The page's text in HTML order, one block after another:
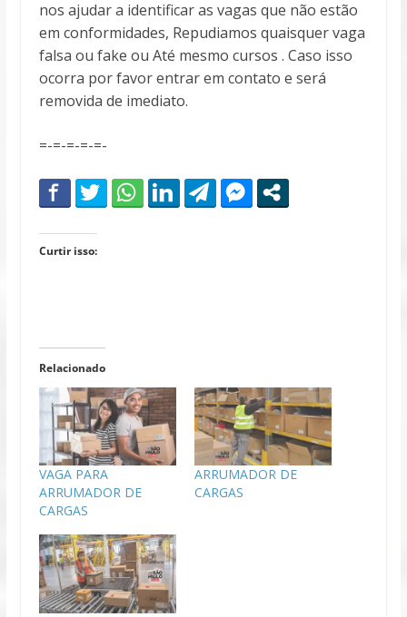
nos ajudar a identificar as vagas que não estão
em conformidades, Repudiamos quaisquer vaga
falsa ou fake ou Até mesmo cursos . Caso isso
ocorra por favor entrar em contato e será
removida de imediato.
=-=-=-=-=-
Curtir isso:
Relacionado
VAGA PARA
ARRUMADOR DE
CARGAS
ARRUMADOR DE
CARGAS